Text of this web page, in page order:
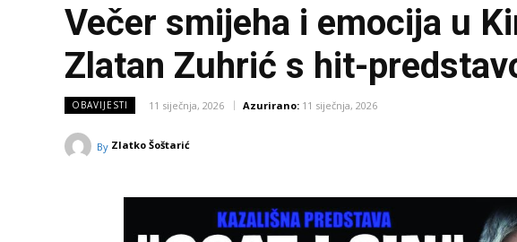
Večer smijeha i emocija u
Zlatan Zuhrić s hit-
OBAVIJESTI 11 siječnja, 2026 Azurirano: 11 siječnja, 2026
By Zlatko Šoštarić